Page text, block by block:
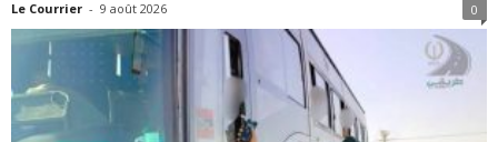
Le Courrier - 9 août 2026 0